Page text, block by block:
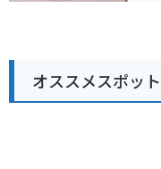
を
特
ナーな
焼き
場合
は、
オススメスポッ